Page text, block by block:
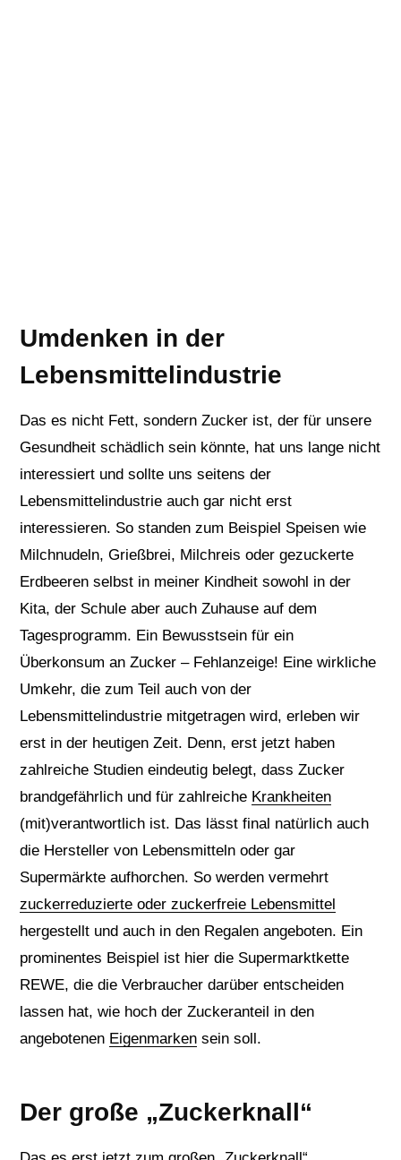
Umdenken in der
Lebensmittelindustrie
Das es nicht Fett, sondern Zucker ist, der für unsere
Gesundheit schädlich sein könnte, hat uns lange nicht
interessiert und sollte uns seitens der
Lebensmittelindustrie auch gar nicht erst
interessieren. So standen zum Beispiel Speisen wie
Milchnudeln, Grießbrei, Milchreis oder gezuckerte
Erdbeeren selbst in meiner Kindheit sowohl in der
Kita, der Schule aber auch Zuhause auf dem
Tagesprogramm. Ein Bewusstsein für ein
Überkonsum an Zucker – Fehlanzeige! Eine wirkliche
Umkehr, die zum Teil auch von der
Lebensmittelindustrie mitgetragen wird, erleben wir
erst in der heutigen Zeit. Denn, erst jetzt haben
zahlreiche Studien eindeutig belegt, dass Zucker
brandgefährlich und für zahlreiche Krankheiten
(mit)verantwortlich ist. Das lässt final natürlich auch
die Hersteller von Lebensmitteln oder gar
Supermärkte aufhorchen. So werden vermehrt
zuckerreduzierte oder zuckerfreie Lebensmittel
hergestellt und auch in den Regalen angeboten. Ein
prominentes Beispiel ist hier die Supermarktkette
REWE, die die Verbraucher darüber entscheiden
lassen hat, wie hoch der Zuckeranteil in den
angebotenen Eigenmarken sein soll.
Der große „Zuckerknall“